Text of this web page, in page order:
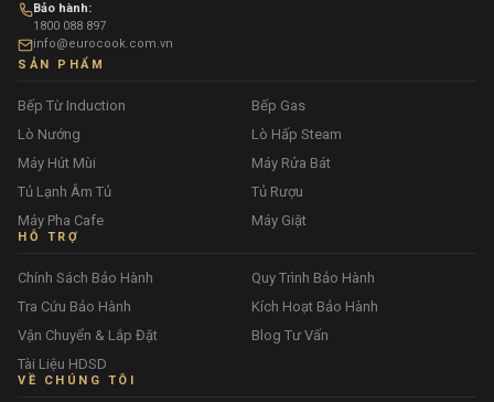
Bảo hành:
1800 088 897
info@eurocook.com.vn
SẢN PHẨM
Bếp Từ Induction
Bếp Gas
Lò Nướng
Lò Hấp Steam
Máy Hút Mùi
Máy Rửa Bát
Tủ Lạnh Âm Tủ
Tủ Rượu
Máy Pha Cafe
Máy Giặt
HỖ TRỢ
Chính Sách Bảo Hành
Quy Trình Bảo Hành
Tra Cứu Bảo Hành
Kích Hoạt Bảo Hành
Vận Chuyển & Lắp Đặt
Blog Tư Vấn
Tài Liệu HDSD
VỀ CHÚNG TÔI